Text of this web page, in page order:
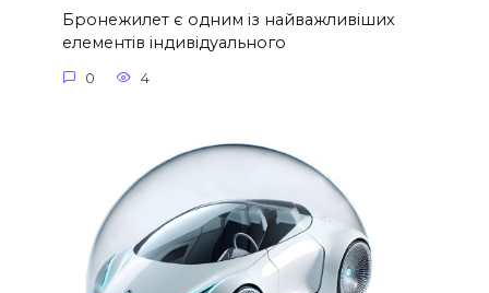
Бронежилет є одним із найважливіших
елементів індивідуального
0 4